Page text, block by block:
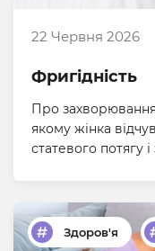
22 Червня 2026
Фригідність
Про
якому жінка
статевого потягу
Здоров'я